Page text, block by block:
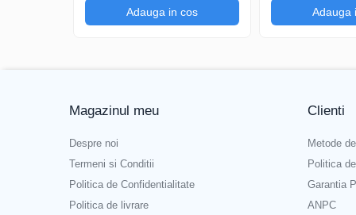
Adauga in cos Adauga
Magazinul meu
Despre noi
Termeni si Conditii
Politica de Confidentialitate
Politica de livrare
Clienti
Metode
Politica
Garantia
ANPC